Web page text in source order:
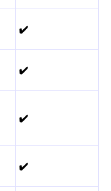
✔️
✔️
✔️
✔️